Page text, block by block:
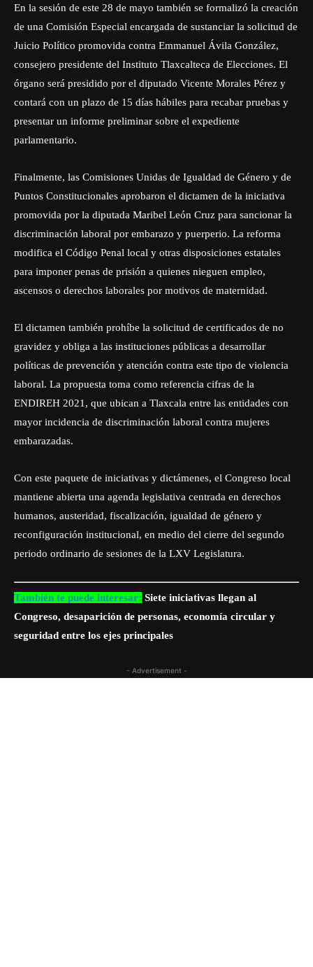
En la sesión de este 28 de mayo también se formalizó la creación
de una Comisión Especial encargada de sustanciar la solicitud de
Juicio Político promovida contra Emmanuel Ávila González,
consejero presidente del Instituto Tlaxcalteca de Elecciones. El
órgano será presidido por el diputado Vicente Morales Pérez y
contará con un plazo de 15 días hábiles para recabar pruebas y
presentar un informe preliminar sobre el expediente
parlamentario.
Finalmente, las Comisiones Unidas de Igualdad de Género y de
Puntos Constitucionales aprobaron el dictamen de la iniciativa
promovida por la diputada Maribel León Cruz para sancionar la
discriminación laboral por embarazo y puerperio. La reforma
modifica el Código Penal local y otras disposiciones estatales
para imponer penas de prisión a quienes nieguen empleo,
ascensos o derechos laborales por motivos de maternidad.
El dictamen también prohíbe la solicitud de certificados de no
gravidez y obliga a las instituciones públicas a desarrollar
políticas de prevención y atención contra este tipo de violencia
laboral. La propuesta toma como referencia cifras de la
ENDIREH 2021, que ubican a Tlaxcala entre las entidades con
mayor incidencia de discriminación laboral contra mujeres
embarazadas.
Con este paquete de iniciativas y dictámenes, el Congreso local
mantiene abierta una agenda legislativa centrada en derechos
humanos, austeridad, fiscalización, igualdad de género y
reconfiguración institucional, en medio del cierre del segundo
periodo ordinario de sesiones de la LXV Legislatura.
También te puede interesar: Siete iniciativas llegan al
Congreso, desaparición de personas, economía circular y
seguridad entre los ejes principales
- Advertisement -